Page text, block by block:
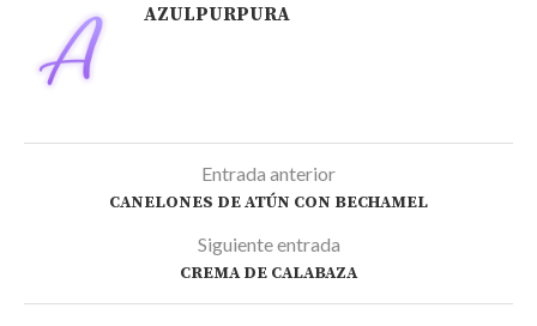
AZULPURPURA
Entrada anterior
CANELONES DE ATÚN CON BECHAMEL
Siguiente entrada
CREMA DE CALABAZA